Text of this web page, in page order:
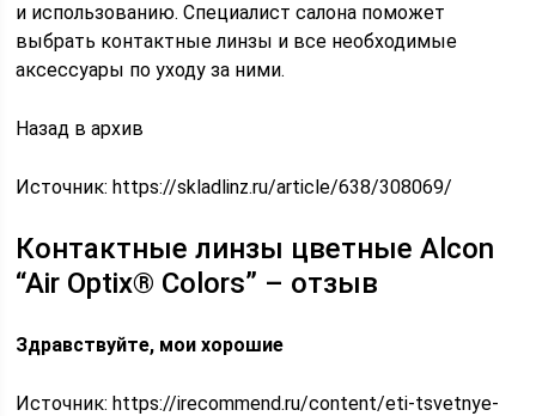
и использованию. Специалист салона поможет
выбрать контактные линзы и все необходимые
аксессуары по уходу за ними.
Назад в архив
Источник:https://skladlinz.ru/article/638/308069/
Контактные линзы цветные Alcon
“Air Optix® Colors” – отзыв
Здравствуйте, мои хорошие
Источник:https://irecommend.ru/content/eti-tsvetnye-